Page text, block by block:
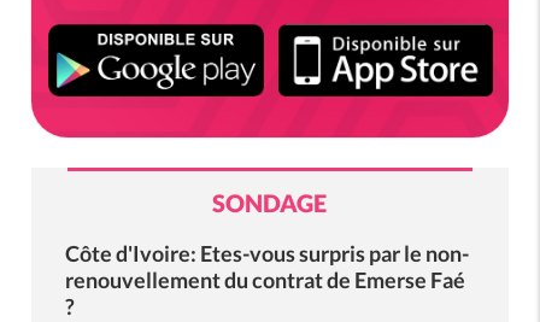
SONDAGE
Côte d'Ivoire: Etes-vous surpris par le non-
renouvellement du contrat de Emerse Faé
?